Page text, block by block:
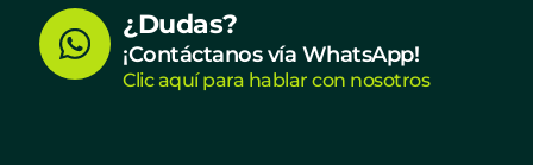
W
h
¿Dudas?
¡Contáctanos vía WhatsApp!
Clic aquí para hablar con nosotros